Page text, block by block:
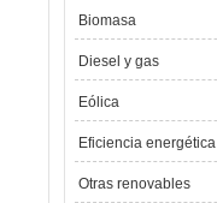
Biomasa
Diesel y gas
Eólica
Eficiencia energética
Otras renovables